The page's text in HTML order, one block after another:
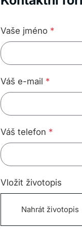
Vaše jméno *
Váš e-mail *
Váš telefon *
Vložit životopis
Nahrát životopis